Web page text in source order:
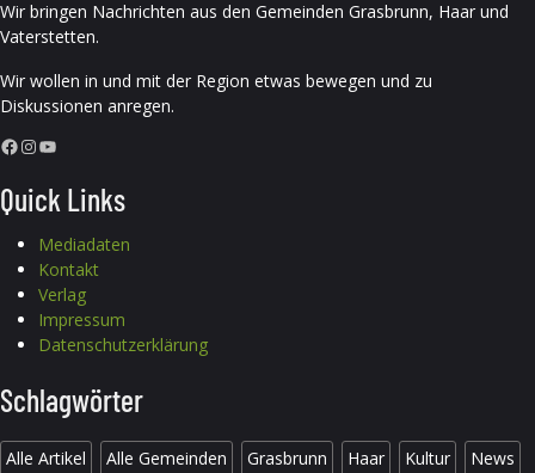
Wir bringen Nachrichten aus den Gemeinden Grasbrunn, Haar und
Vaterstetten.
Wir wollen in und mit der Region etwas bewegen und zu
Diskussionen anregen.
Facebook InstagramYouTube
Quick Links
Mediadaten
Kontakt
Verlag
Impressum
Datenschutzerklärung
Schlagwörter
Alle Artikel Alle Gemeinden Grasbrunn Haar Kultur News